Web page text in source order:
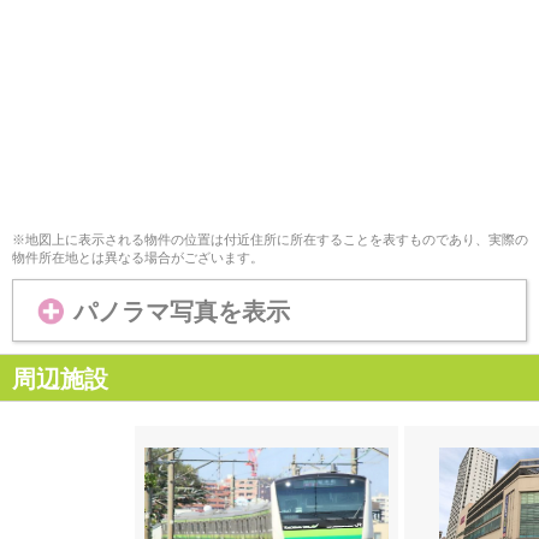
※地図上に表示される物件の位置は付近住所に所在することを表すものであり、実際の
物件所在地とは異なる場合がございます。
パノラマ写真を表示
周辺施設